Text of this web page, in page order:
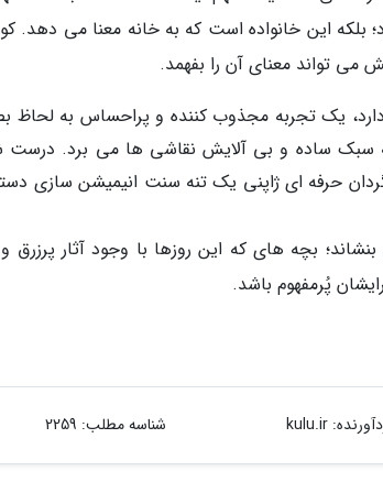
بلکه این خانواده است که به خانه معنا می دهد.
می تواند معنای آن را بفهمد.
یک تجربه مجذوب کننده و پراحساس به لحاظ
سبک ساده و بی آلایش نقاشی ها می برد. درست
حرفه ای ژاپنی یک تنه سنت انیمیشن سازی
بچه های که این روزها با وجود آثار پرزرق
پُرمفهوم باشد.
kulu.ir شناسه مطلب: 2259